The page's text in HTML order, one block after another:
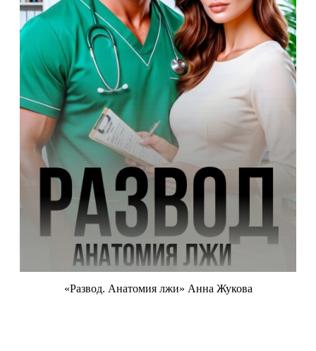
«Развод. Анатомия лжи» Анна Жукова